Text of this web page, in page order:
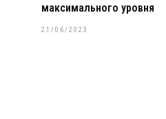
максимального уровня
21/06/2023